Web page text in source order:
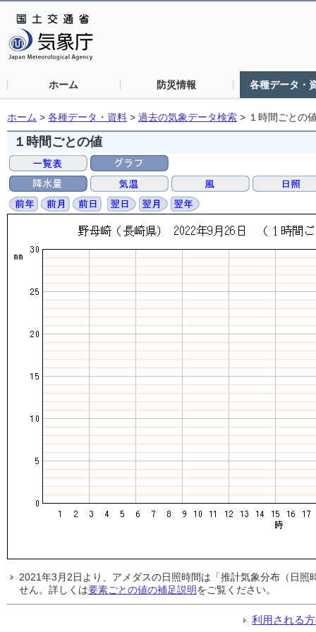
ホーム 防災情報 各種データ・
ホーム > 各種データ・資料 > 過去の気象データ検索 > １時間ごとの
１時間ごとの値
2021年3月2日より、アメダスの日照時間は「推計気象分布（日
せん。詳しくは要素ごとの値の補足説明をご覧ください。
利用される